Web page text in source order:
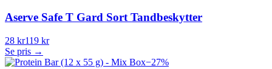
Aserve Safe T Gard Sort Tandbeskytter
28 kr119 kr
Se pris →
−27%